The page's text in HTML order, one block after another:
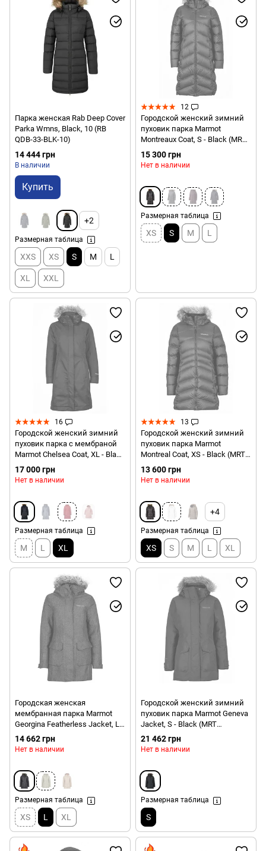
Парка женская Rab Deep Cover
Parka Wmns, Black, 10 (RB
QDB-33-BLK-10)
14 444 грн
В наличии
Купить
+2
Размерная таблица
XXS XS S M L
XL XXL
12
Городской женский зимний
пуховик парка Marmot
Montreaux Coat, S - Black (MRT
78090.001-S)
15 300 грн
Нет в наличии
Размерная таблица
XS S M L
16
Городской женский зимний
пуховик парка с мембраной
Marmot Chelsea Coat, XL - Black
(MRT 76560.001-XL)
17 000 грн
Нет в наличии
Размерная таблица
M L XL
13
Городской женский зимний
пуховик парка Marmot
Montreal Сoat, XS - Black (MRT
78570.001-XS)
13 600 грн
Нет в наличии
+4
Размерная таблица
XS S M L XL
Городская женская
мембранная парка Marmot
Georgina Featherless Jacket, L -
Black (MRT 78230.001-L)
14 662 грн
Нет в наличии
Размерная таблица
XS L XL
Городской женский зимний
пуховик парка Marmot Geneva
Jacket, S - Black (MRT
78280.001-S)
21 462 грн
Нет в наличии
Размерная таблица
S